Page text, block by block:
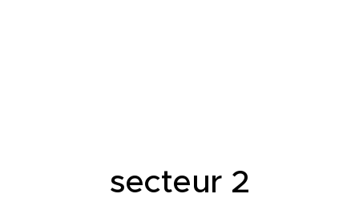
secteur 2